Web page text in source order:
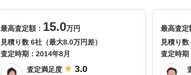
最高査定額： 15.0万円
見積り数 6社（最大8.0万円差）
査定時期： 2014年8月
査定満足度
3.0
最高査定
見積り数
査定時期